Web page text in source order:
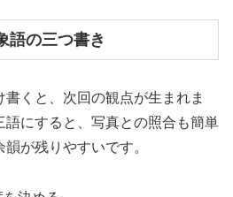
語の三つ書き
くと、次回の観点が生まれま
語にすると、写真との照合も簡単
が残りやすいです。